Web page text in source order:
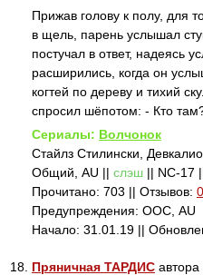
Прижав голову к полу, для
в щель, парень услышал
постучал в ответ, надеясь
расширились, когда он
когтей по дереву и тихий
спросил шёпотом: - Кто
Сериалы: Волчонок
Стайлз Стилински,
Общий, AU || слэш || NC-17
Прочитано: 703 || Отзывов: 0
Предупреждения: ООС, AU
Начало: 31.01.19 ||
18. Пряничная ТАРДИС автора